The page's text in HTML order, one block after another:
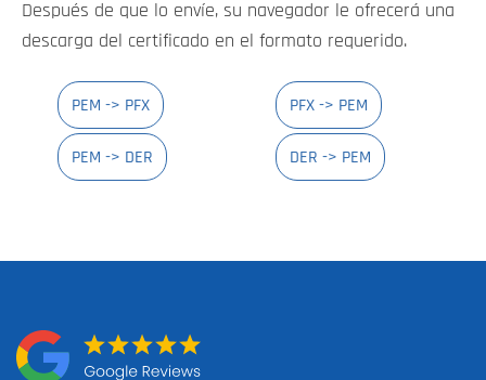
Después de que lo envíe, su navegador le ofrecerá una
descarga del certificado en el formato requerido.
PEM -> PFX PFX -> PEM
PEM -> DER DER -> PEM